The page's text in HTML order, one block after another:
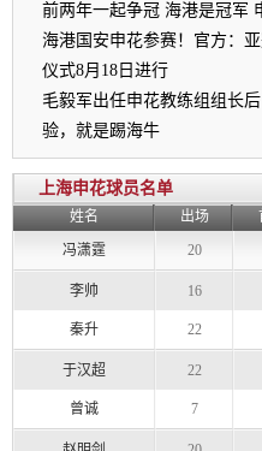
前两年一起争冠 海港是冠军
海港国安申花参赛！官方：
仪式8月18日进行
毛毅军出任申花教练组组长
验，就是踢海牛
上海申花球员名单
姓名 出场
冯潇霆
20
李帅 16
秦升 22
于汉超 22
曾诚 7